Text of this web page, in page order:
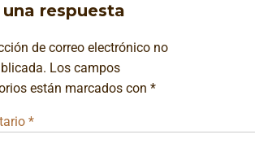
una respuesta
de correo electrónico no
Los campos
están marcados con *
*